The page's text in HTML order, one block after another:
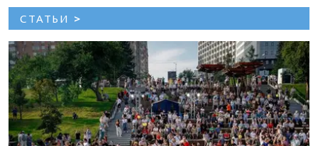
СТАТЬИ >